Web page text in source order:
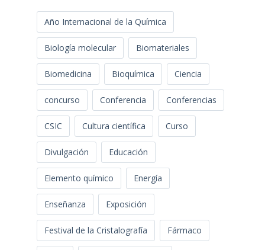
Año Internacional de la Química
Biología molecular Biomateriales
Biomedicina Bioquímica Ciencia
concurso Conferencia Conferencias
CSIC Cultura científica Curso
Divulgación Educación
Elemento químico Energía
Enseñanza Exposición
Festival de la Cristalografía Fármaco